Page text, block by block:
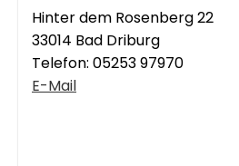
Hinter dem Rosenberg 22
33014 Bad Driburg
Telefon: 05253 97970
E-Mail